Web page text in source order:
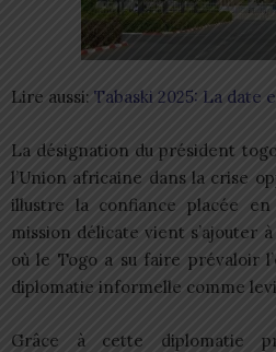
Lire aussi: Tabaski 2025: La date
La désignation du président
l’Union africaine dans la crise
illustre la confiance placée
mission délicate vient s’ajouter
où le Togo a su faire prévaloir
diplomatie informelle comme
Grâce à cette diplomatie